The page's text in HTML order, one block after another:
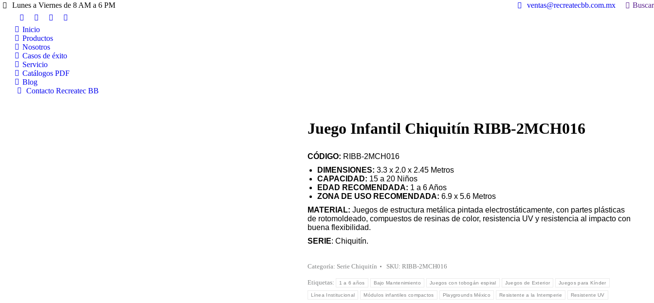
Lunes a Viernes de 8 AM a 6 PM ventas@recreatecbb.com.mx Buscar:
Buscar
Inicio
Productos
Nosotros
Casos de éxito
Servicio
Catálogos PDF
Blog
Contacto Recreatec BB
Juego Infantil Chiquitín RIBB-2MCH016
CÓDIGO: RIBB-2MCH016
DIMENSIONES: 3.3 x 2.0 x 2.45 Metros
CAPACIDAD: 15 a 20 Niños
EDAD RECOMENDADA: 1 a 6 Años
ZONA DE USO RECOMENDADA: 6.9 x 5.6 Metros
MATERIAL: Juegos de estructura metálica pintada electrostáticamente, con partes plásticas
de rotomoldeado, compuestos de resinas de color, resistencia UV y resistencia al impacto con
buena flexibilidad.
SERIE: Chiquitín.
Categoría: Serie Chiquitín SKU: RIBB-2MCH016
Etiquetas: 1 a 6 años Bajo Mantenimiento Juegos con tobogán espiral Juegos de Exterior Juegos para Kínder
Línea Institucional Módulos infantiles compactos Playgrounds México Resistente a la Intemperie Resistente UV